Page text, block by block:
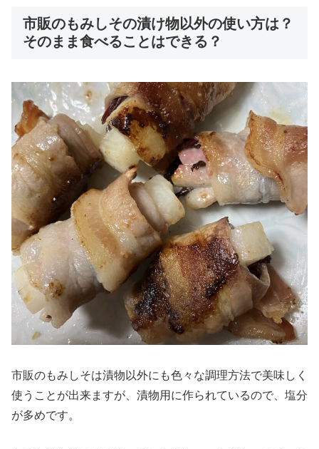
市販のもみしその漬け物以外の使い方は？
そのまま食べることはできる？
市販のもみしそは漬物以外にも色々な調理方法で美味しく
使うことが出来ますが、漬物用に作られているので、塩分
が多めです。